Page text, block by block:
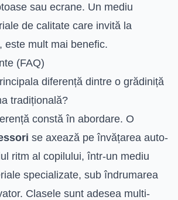
sau ecrane. Un mediu
de calitate care invită la
este mult mai benefic.
(FAQ)
diferență dintre o grădiniță
tradițională?
constă în abordare. O
se axează pe învățarea auto-
ritm al copilului, într-un mediu
specializate, sub îndrumarea
Clasele sunt adesea multi-